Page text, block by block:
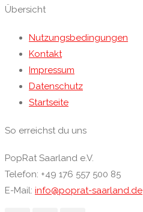
Übersicht
Nutzungsbedingungen
Kontakt
Impressum
Datenschutz
Startseite
So erreichst du uns
PopRat Saarland e.V.
Telefon: +49 176 557 500 85
E-Mail: info@poprat-saarland.de